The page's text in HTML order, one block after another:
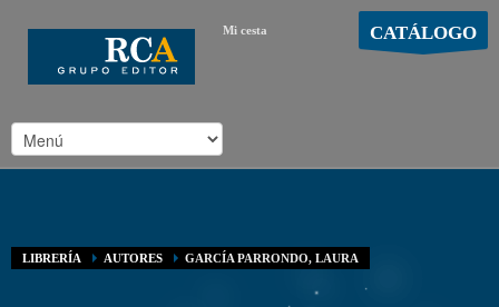
Mi cesta CATÁLOGO
LIBRERÍA AUTORES GARCÍA PARRONDO, LAURA